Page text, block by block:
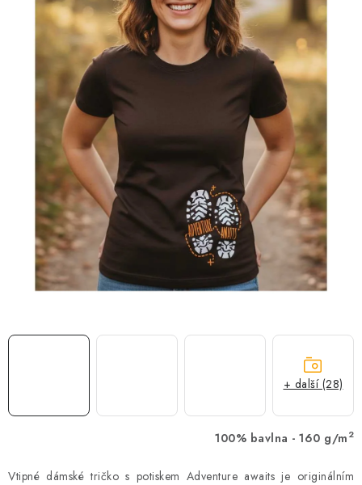
MIKINY
OKAMŽITĚ K ODBĚRU
MÁM SRDCE POMÁHÁM
VÁNOCE
PROVIZNÍ SYSTÉM
O nás Časté otázky
Obchodní podmínky
100% bavlna - 160 g/m 2
Vtipné dámské tričko s potiskem Adventure awaits je originálním
+ další (28)